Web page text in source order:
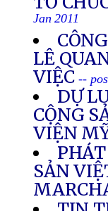
Jan 2011
LÊ
VIỆC --
DỰ
CỘNG
VIỆN
SẢN